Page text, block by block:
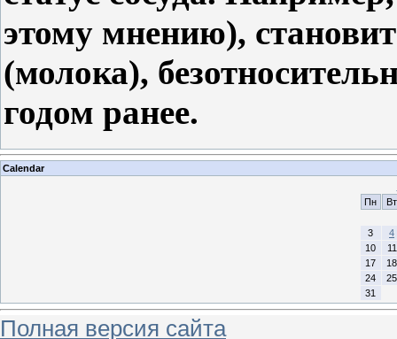
этому мнению),
(молока),
годом ранее.
Calendar
Пн
Вт
3
4
10
11
17
18
24
25
31
Полная версия сайта